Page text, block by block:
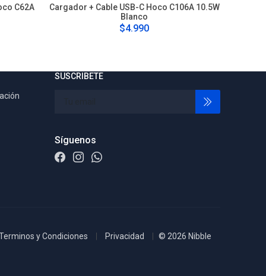
C62A
Cargador + Cable USB-C Hoco C106A 10.5W
Blanco
$4.990
SUSCRIBETE
Síguenos
y Condiciones Privacidad © 2026 Nibble